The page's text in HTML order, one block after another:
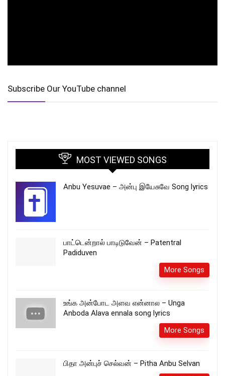
Subscribe Our YouTube channel
MOST VIEWED SONGS
Anbu Yesuvae – அன்பு இயேசுவே Song lyrics
பாட்டென்றால் பாடிடுவேன் – Patentral
Padiduven
More Songs
உங்க அன்போட அளவ என்னால – Unga
Anboda Alava ennala song lyrics
More Songs
பிதா அன்புச் செல்வன் – Pitha Anbu Selvan